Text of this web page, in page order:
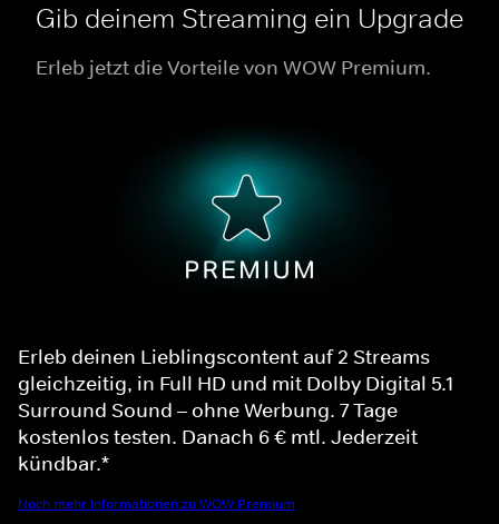
Gib deinem Streaming ein Upgrade
Erleb jetzt die Vorteile von WOW Premium.
Erleb deinen Lieblingscontent auf 2 Streams
gleichzeitig, in Full HD und mit Dolby Digital 5.1
Surround Sound – ohne Werbung. 7 Tage
kostenlos testen. Danach 6 € mtl. Jederzeit
kündbar.*
Noch mehr Informationen zu WOW Premium